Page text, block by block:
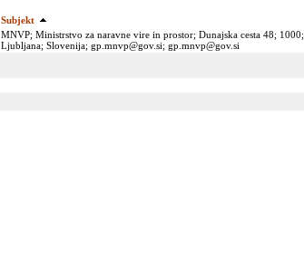
Subjekt
MNVP; Ministrstvo za naravne vire in prostor; Dunajska cesta 48; 1000;
Ljubljana; Slovenija; gp.mnvp@gov.si; gp.mnvp@gov.si